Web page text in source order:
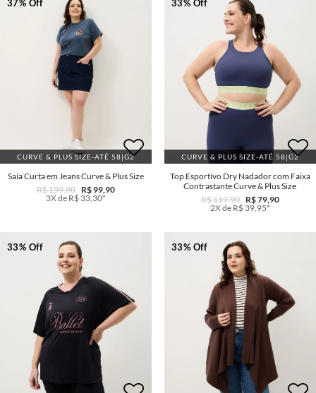
CURVE & PLUS SIZE-ATÉ 58|G2
37% Off
Saia Curta em Jeans Curve & Plus Size
R$ 159,90 R$ 99,90
3X de R$ 33,30*
CURVE & PLUS SIZE-ATÉ 58|G2
33% Off
Top Esportivo Dry Nadador com Faixa
Contrastante Curve & Plus Size
R$ 119,90
R$ 79,90
2X de R$ 39,95*
33% Off 33% Off